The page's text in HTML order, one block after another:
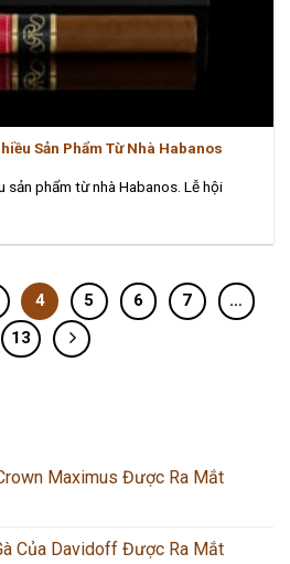
Sản Phẩm Từ Nhà Habanos
sản phẩm từ nhà Habanos. Lễ hội
4 5 6 7
…
13
Maximus Được Ra Mắt
Của Davidoff Được Ra Mắt